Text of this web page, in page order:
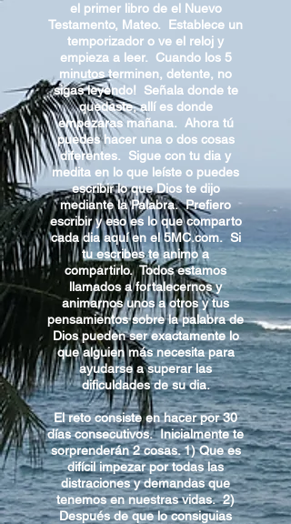
el primer libro de el Nuevo
Testamento, Mateo. Establece un
temporizador o ve el reloj y
empieza a leer. Cuando los 5
minutos terminen, detente, no
sigas leyendo! Señala donde te
quedaste, allí es donde
empezaras mañana. Ahora tú
puedes hacer una o dos cosas
diferentes. Sigue con tu dia y
medita en lo que leíste o puedes
escribir lo que Dios te dijo
mediante la Palabra. Prefiero
escribir y eso es lo que comparto
cada dia aquí en el 5MC.com. Si
tu escribes te animo a
compartirlo. Todos estamos
llamados a fortalecernos y
animarnos unos a otros y tus
pensamientos sobre la palabra de
Dios pueden ser exactamente lo
que alguien más necesita para
ayudarse a superar las
dificuldades de su dia.
El reto consiste en hacer por 30
días consecutivos. Inicialmente te
sorprenderán 2 cosas. 1) Que es
difícil impezar por todas las
distraciones y demandas que
tenemos en nuestras vidas. 2)
Después de que lo consiguias